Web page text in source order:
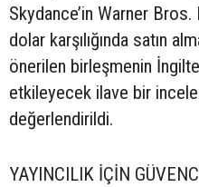
Skydance’in Warner
dolar karşılığında satın
önerilen birleşmenin
etkileyecek ilave bir
değerlendirildi.
YAYINCILIK İÇİN